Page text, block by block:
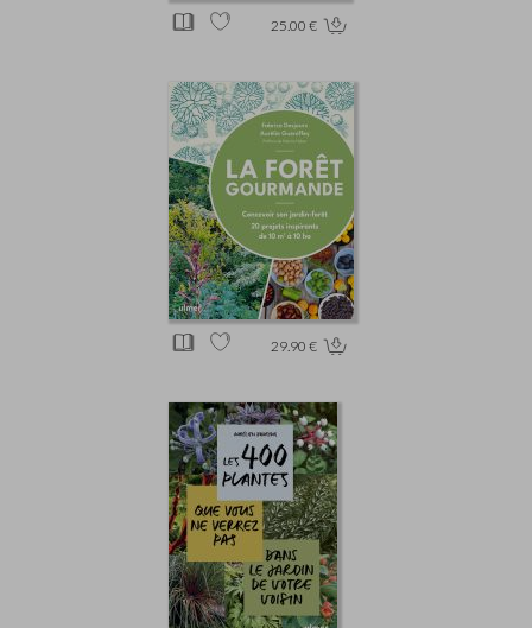
25.00 €
29.90 €